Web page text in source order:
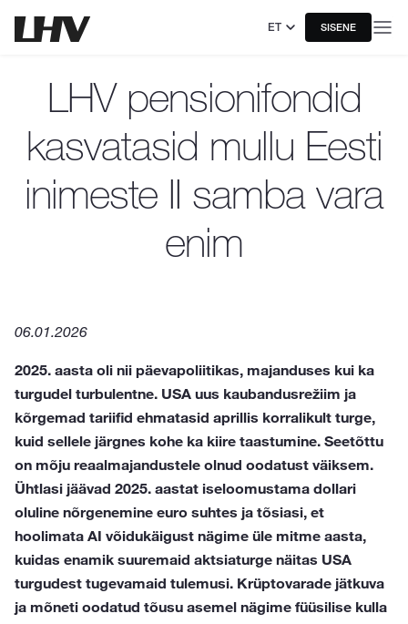
ET SISENE
LHV pensionifondid
kasvatasid mullu Eesti
inimeste II samba vara
enim
06.01.2026
2025. aasta oli nii päevapoliitikas, majanduses kui ka
turgudel turbulentne. USA uus kaubandusrežiim ja
kõrgemad tariifid ehmatasid aprillis korralikult turge,
kuid sellele järgnes kohe ka kiire taastumine. Seetõttu
on mõju reaalmajandustele olnud oodatust väiksem.
Ühtlasi jäävad 2025. aastat iseloomustama dollari
oluline nõrgenemine euro suhtes ja tõsiasi, et
hoolimata AI võidukäigust nägime üle mitme aasta,
kuidas enamik suuremaid aktsiaturge näitas USA
turgudest tugevamaid tulemusi. Krüptovarade jätkuva
ja mõneti oodatud tõusu asemel nägime füüsilise kulla